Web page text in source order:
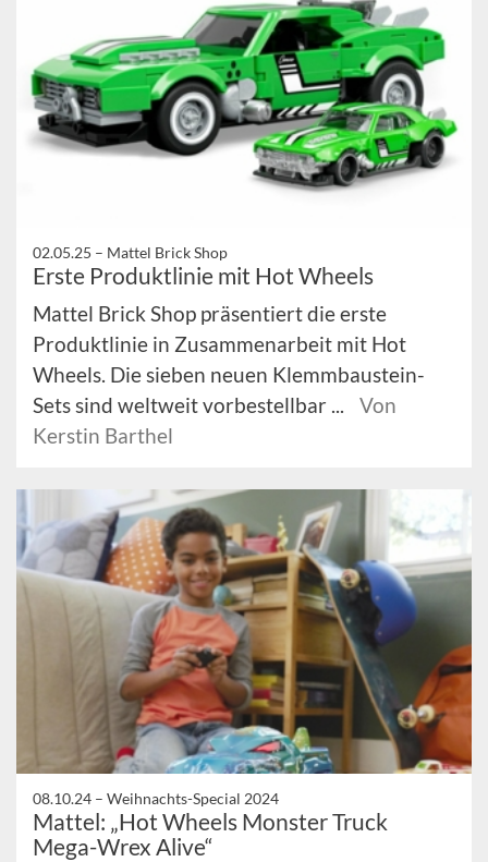
02.05.25 – Mattel Brick Shop
Erste Produktlinie mit Hot Wheels
Mattel Brick Shop präsentiert die erste
Produktlinie in Zusammenarbeit mit Hot
Wheels. Die sieben neuen Klemmbaustein-
Sets sind weltweit vorbestellbar ...
Von
Kerstin Barthel
08.10.24 – Weihnachts-Special 2024
Mattel: „Hot Wheels Monster Truck
Mega-Wrex Alive“